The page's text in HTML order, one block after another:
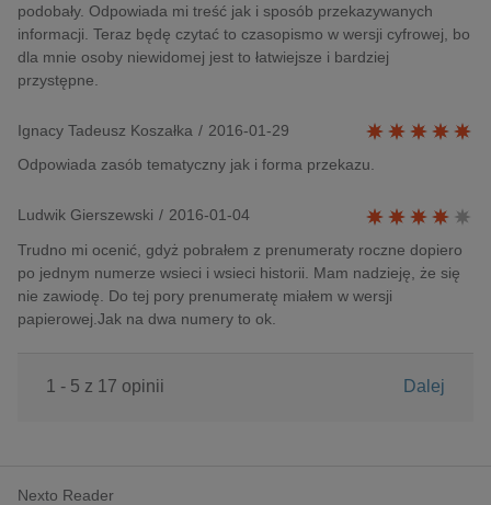
podobały. Odpowiada mi treść jak i sposób przekazywanych
informacji. Teraz będę czytać to czasopismo w wersji cyfrowej, bo
dla mnie osoby niewidomej jest to łatwiejsze i bardziej
przystępne.
Ignacy Tadeusz Koszałka / 2016-01-29
Odpowiada zasób tematyczny jak i forma przekazu.
Ludwik Gierszewski / 2016-01-04
Trudno mi ocenić, gdyż pobrałem z prenumeraty roczne dopiero
po jednym numerze wsieci i wsieci historii. Mam nadzieję, że się
nie zawiodę. Do tej pory prenumeratę miałem w wersji
papierowej.Jak na dwa numery to ok.
1 - 5 z 17 opinii Dalej
Nexto Reader